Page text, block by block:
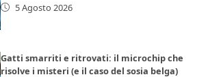
5 Agosto 2026
Gatti smarriti e ritrovati: il microchip che
risolve i misteri (e il caso del sosia belga)